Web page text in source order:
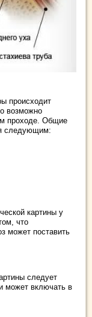
происходит
возможно
проходе. Общие
следующим:
картины у
что
может поставить
следует
может включать в